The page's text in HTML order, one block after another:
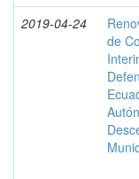
2019-04-24
de